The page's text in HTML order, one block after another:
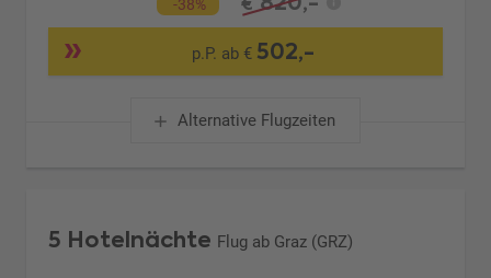
-38%
p.P. ab € 502,-
Alternative Flugzeiten
5 Hotelnächte Flug ab Graz (GRZ)